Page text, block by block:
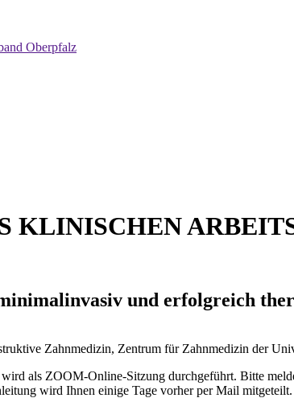
Oberpfalz
KLINISCHEN
und erfolgreich
Zahnmedizin, Zentrum für Zahnmedizin der
als ZOOM-Online-Sitzung durchgeführt. Bitte
wird Ihnen einige Tage vorher per Mail mitgeteilt.